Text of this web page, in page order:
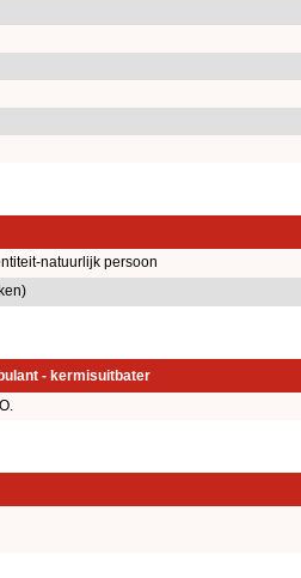
natuurlijk persoon
- kermisuitbater